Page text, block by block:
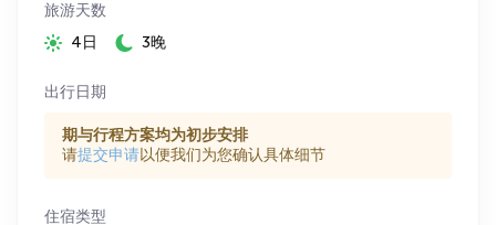
旅游天数
4日
3晚
出行日期
期与行程方案均为初步安排
请提交申请以便我们为您确认具体细节
住宿类型